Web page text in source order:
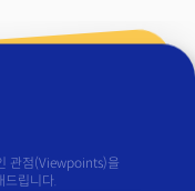
관점(Viewpoints)을
드립니다.